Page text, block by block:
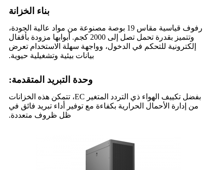
بناء الخزانة
رفوف قياسية مقاس 19 بوصة مصنوعة من مواد عالية الجودة،
وتتميز بقدرة تحمل تصل إلى 2000 كجم. أبوابها مزودة بأقفال
إلكترونية للتحكم في الدخول، وواجهة سهلة الاستخدام تعرض
بيانات بيئية وتشغيلية حيوية.
وحدة التبريد المتقدمة:
بفضل تكييف الهواء ذي التردد المتغير EC، تتمكن هذه الخزانات
من إدارة الأحمال الحرارية بكفاءة مع توفير أداء تبريد فائق في
ظل ظروف متعددة.